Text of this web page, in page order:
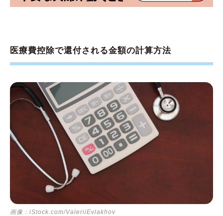
医療費控除で還付される金額の計算方法
画像：iStock.com/ValeriiEvlakhov